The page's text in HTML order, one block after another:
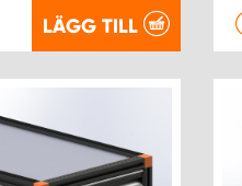
LÄGG TILL